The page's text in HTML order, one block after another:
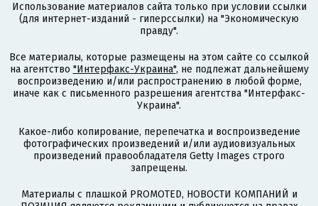
Использование материалов сайта только при условии ссылки
(для интернет-изданий - гиперссылки) на "Экономическую
правду".
Все материалы, которые размещены на этом сайте со ссылкой
на агентство "Интерфакс-Украина", не подлежат дальнейшему
воспроизведению и/или распространению в любой форме,
иначе как с письменного разрешения агентства "Интерфакс-
Украина".
Какое-либо копирование, перепечатка и воспроизведение
фотографических произведений и/или аудиовизуальных
произведений правообладателя Getty Images строго
запрещены.
Материалы с плашкой PROMOTED, НОВОСТИ КОМПАНИЙ и